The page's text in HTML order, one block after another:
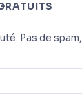
Pas de spam,